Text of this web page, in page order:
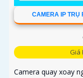
CAMERA IP TRỤ
Giá
Camera quay xoay